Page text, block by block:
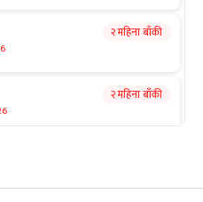
२ महिना बाँकी
२ महिना बाँकी